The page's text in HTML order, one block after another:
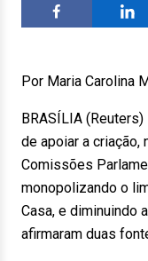
Por Maria Carolina
BRASÍLIA
de apoiar a criação,
Comissões
monopolizando o
Casa, e diminuindo
afirmaram duas